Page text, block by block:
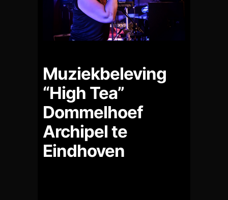
Muziekbeleving
“High Tea”
Dommelhoef
Archipel te
Eindhoven